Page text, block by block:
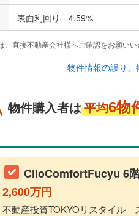
表面利回り 4.59%
直接不動産会社様へご確認をお願いい
物件情報の誤り
物件購入者は平均6物
ClioComfortFucyu 6
2,600万円
不動産投資TOKYOリスタイル